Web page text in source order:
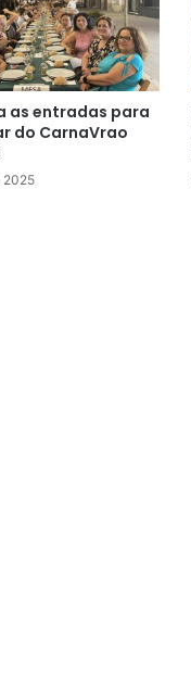
as entradas para
do CarnaVrao
2025